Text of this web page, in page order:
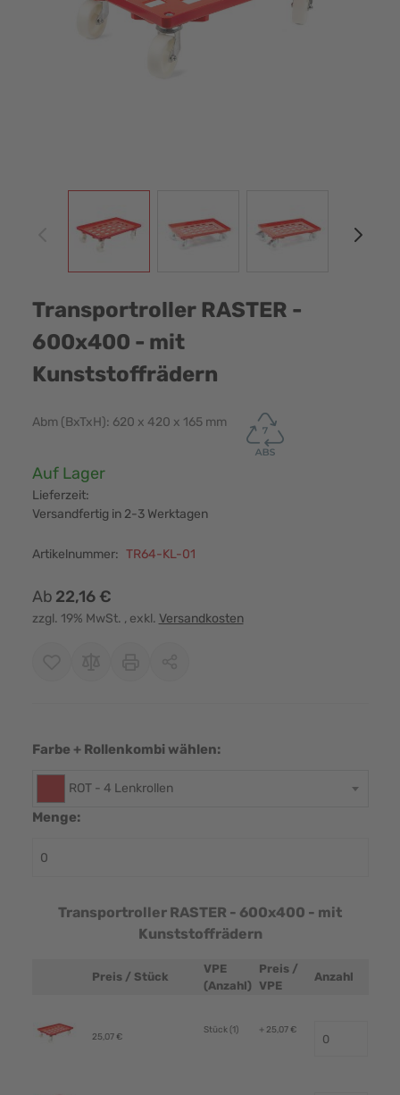
Transportroller RASTER -
600x400 - mit
Kunststoffrädern
Abm (BxTxH): 620 x 420 x 165 mm
Verfügbarkeit:
Auf Lager
Lieferzeit:
Versandfertig in 2-3 Werktagen
Artikelnummer: TR64-KL-01
Ab 22,16 €
zzgl. 19% MwSt. , exkl. Versandkosten
Farbe + Rollenkombi wählen:
ROT - 4 Lenkrollen
Menge:
Transportroller RASTER - 600x400 - mit
Kunststoffrädern
Produktbild
Preis / Stück
VPE
(Anzahl)
Preis /
VPE
Anzahl
25,07 €
Stück (1) + 25,07 €